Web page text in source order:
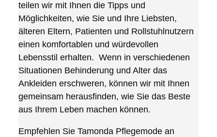
teilen wir mit Ihnen die Tipps und
Möglichkeiten, wie Sie und Ihre Liebsten,
älteren Eltern, Patienten und Rollstuhlnutzern
einen komfortablen und würdevollen
Lebensstil erhalten. Wenn in verschiedenen
Situationen Behinderung und Alter das
Ankleiden erschweren, können wir mit Ihnen
gemeinsam herausfinden, wie Sie das Beste
aus Ihrem Leben machen können.
Empfehlen Sie Tamonda Pflegemode an